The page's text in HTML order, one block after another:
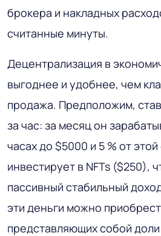
брокера и накладных
считанные минуты.
Децентрализация в
выгоднее и удобнее, чем
продажа. Предположим,
за час: за месяц он
часах до $5000 и 5 % от
инвестирует в NFTs ($250),
пассивный стабильный
эти деньги можно
представляющих собой доли